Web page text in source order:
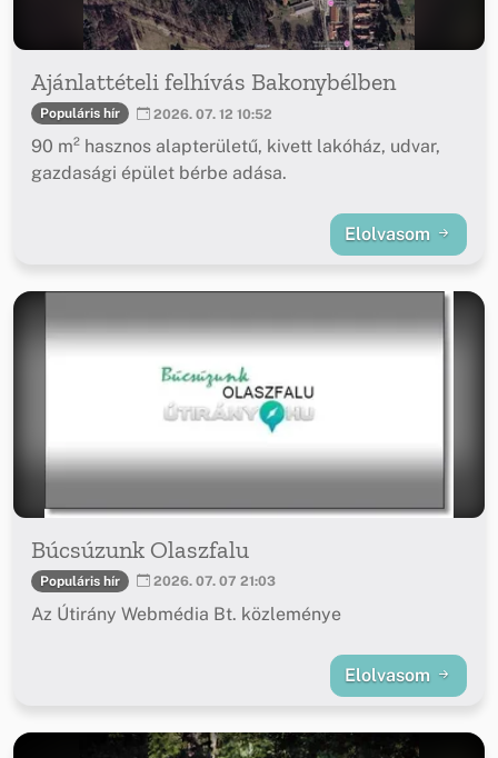
Ajánlattételi felhívás Bakonybélben
Populáris hír 2026. 07. 12 10:52
90 m² hasznos alapterületű, kivett lakóház, udvar,
gazdasági épület bérbe adása.
Elolvasom
Búcsúzunk Olaszfalu
Populáris hír 2026. 07. 07 21:03
Az Útirány Webmédia Bt. közleménye
Elolvasom